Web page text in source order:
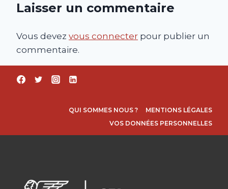
Laisser un commentaire
Vous devez vous connecter pour publier un
commentaire.
QUI SOMMES NOUS ?
MENTIONS LÉGALES
VOS DONNÉES PERSONNELLES